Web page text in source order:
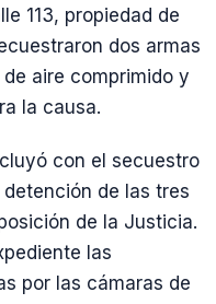
113, propiedad de
dos armas
aire comprimido y
la causa.
con el secuestro
de las tres
de la Justicia.
las
por las cámaras de